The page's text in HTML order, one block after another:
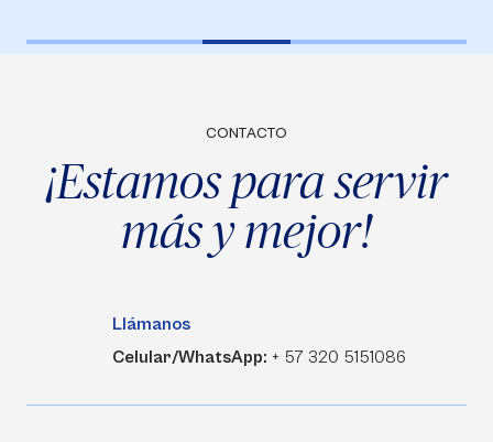
CONTACTO
¡Estamos para servir
más y mejor!
Llámanos
Celular/WhatsApp: + 57 320 5151086